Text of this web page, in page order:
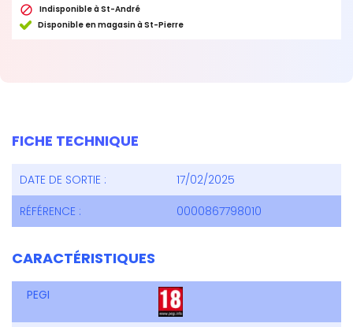
 Indisponible à St-André
Disponible en magasin à St-Pierre
FICHE TECHNIQUE
DATE DE SORTIE :
17/02/2025
RÉFÉRENCE :
0000867798010
CARACTÉRISTIQUES
PEGI